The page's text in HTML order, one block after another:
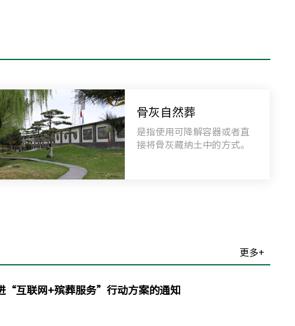
庆区延庆镇莲花池村南
骨灰自然葬
是指使用可降解容器或者直
接将骨灰藏纳土中的方式。
更多+
“互联网+殡葬服务”行动方案的通知